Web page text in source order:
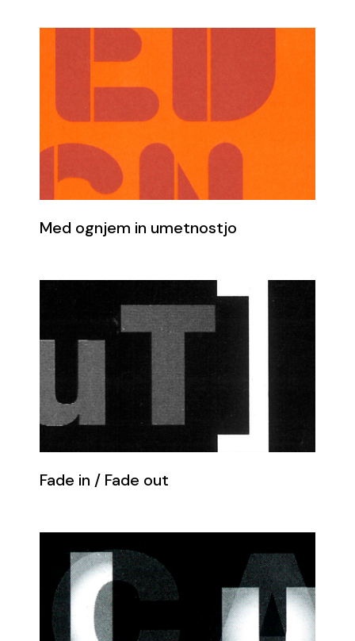
Med ognjem in umetnostjo
Fade in / Fade out